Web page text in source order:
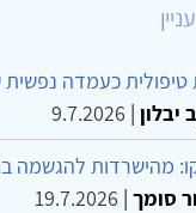
טיפולית כעמדה
יבלון |
9.7.2026
מהישרדות להגשמה
סומך |
19.7.2026